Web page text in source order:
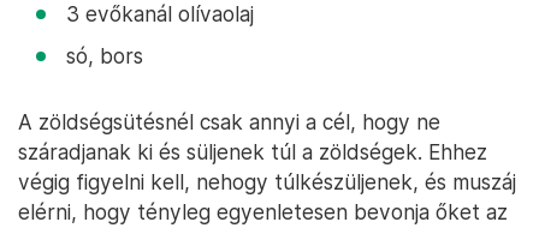
3 evőkanál olívaolaj
só, bors
A zöldségsütésnél csak annyi a cél, hogy ne
száradjanak ki és süljenek túl a zöldségek. Ehhez
végig figyelni kell, nehogy túlkészüljenek, és muszáj
elérni, hogy tényleg egyenletesen bevonja őket az